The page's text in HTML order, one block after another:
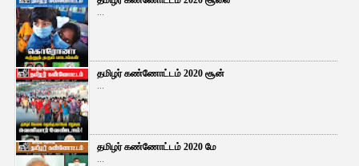
...
தமிழர் கண்ணோட்டம் 2020 சூன்
...
தமிழர் கண்ணோட்டம் 2020 மே
...